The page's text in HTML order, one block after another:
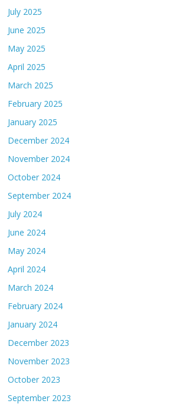
July 2025
June 2025
May 2025
April 2025
March 2025
February 2025
January 2025
December 2024
November 2024
October 2024
September 2024
July 2024
June 2024
May 2024
April 2024
March 2024
February 2024
January 2024
December 2023
November 2023
October 2023
September 2023